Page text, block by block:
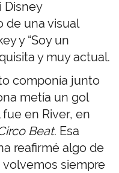
Disney
de una visual
y “Soy un
y muy actual.
componía junto
metía un gol
en River, en
Beat. Esa
reafirmé algo de
siempre